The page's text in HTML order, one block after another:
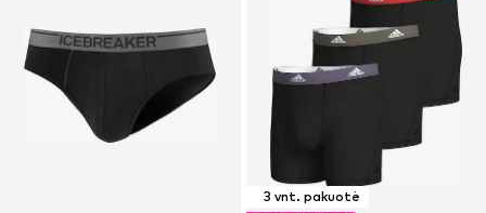
3 vnt. pakuotė